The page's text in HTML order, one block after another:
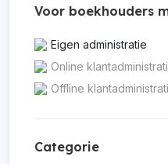
Voor boekhouders
Eigen administratie
Online
Offline
Categorie